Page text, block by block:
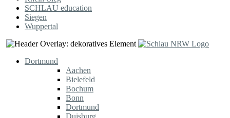
SCHLAU education
Siegen
Wuppertal
Dortmund
Aachen
Bielefeld
Bochum
Bonn
Dortmund
Duisburg